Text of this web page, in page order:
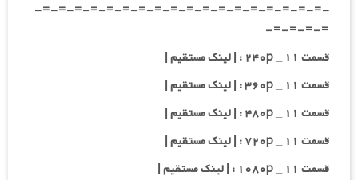
-=-=-=-=-=-=-=-=-=-=-=-=-=-=-=-=-=-=-
=-=-=-=-
قسمت ۱۱ _ ۲۴۰p : | لینک مستقیم |
قسمت ۱۱ _ ۳۶۰p : | لینک مستقیم |
قسمت ۱۱ _ ۴۸۰p : | لینک مستقیم |
قسمت ۱۱ _ ۷۲۰p : | لینک مستقیم |
قسمت ۱۱ _ ۱۰۸۰p : | لینک مستقیم |